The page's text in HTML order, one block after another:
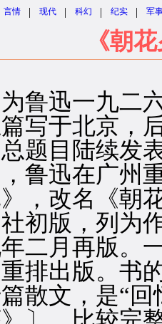
言情 | 现代 | 科幻 | 纪实 | 军
《朝
迅一九二六
写于北京，
题目陆续发
鲁迅在广州
，改名《朝
初版，列为
二月再版。
排出版。书
文，是“回